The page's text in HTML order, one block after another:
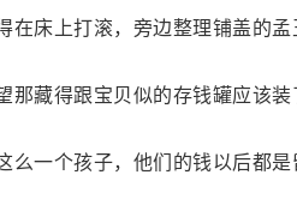
在床上打滚，旁边整理铺盖的孟
那藏得跟宝贝似的存钱罐应该
么一个孩子，他们的钱以后都